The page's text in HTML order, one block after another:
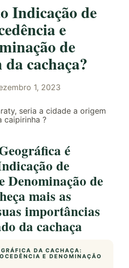
Indicação de
e
de
cachaça?
1, 2023
é
de
Denominação de
mais as
importâncias
da cachaça
DA CACHAÇA:
E DENOMINAÇÃO